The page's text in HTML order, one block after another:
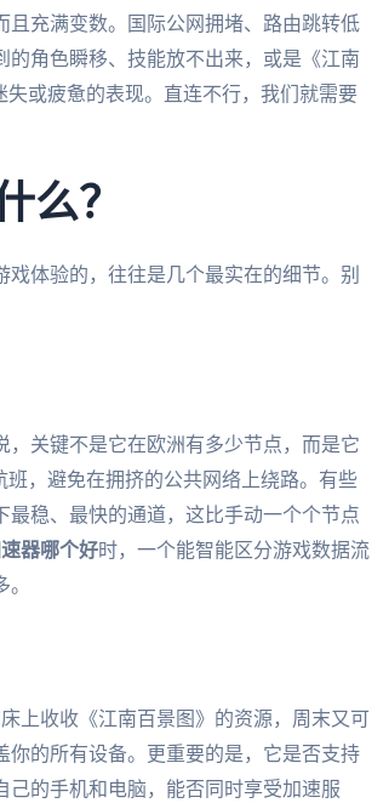
充满变数。国际公网拥堵、路由跳转低
角色瞬移、技能放不出来，或是《江南
或疲惫的表现。直连不行，我们就需要
么？
体验的，往往是几个最实在的细节。别
关键不是它在欧洲有多少节点，而是它
，避免在拥挤的公共网络上绕路。有些
稳、最快的通道，这比手动一个个节点
器哪个好时，一个能智能区分游戏数据流
上收收《江南百景图》的资源，周末又可
的所有设备。更重要的是，它是否支持
的手机和电脑，能否同时享受加速服